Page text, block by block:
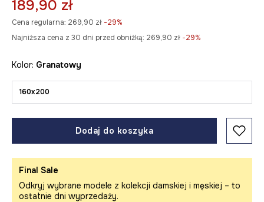
189,90 zł
Cena regularna: 269,90 zł -29%
Najniższa cena z 30 dni przed obniżką: 269,90 zł -29%
Kolor: granatowy
160x200
Dodaj do koszyka
Final Sale
Odkryj wybrane modele z kolekcji damskiej i męskiej – to
ostatnie dni wyprzedaży.